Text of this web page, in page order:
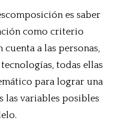
es saber
como criterio
a las personas,
todas ellas
para lograr una
las variables posibles